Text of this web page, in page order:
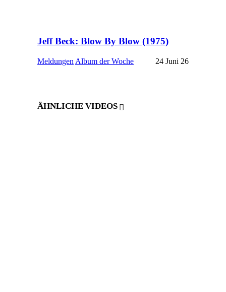
Jeff Beck: Blow By Blow (1975)
Meldungen Album der Woche 24 Juni 26
ÄHNLICHE VIDEOS